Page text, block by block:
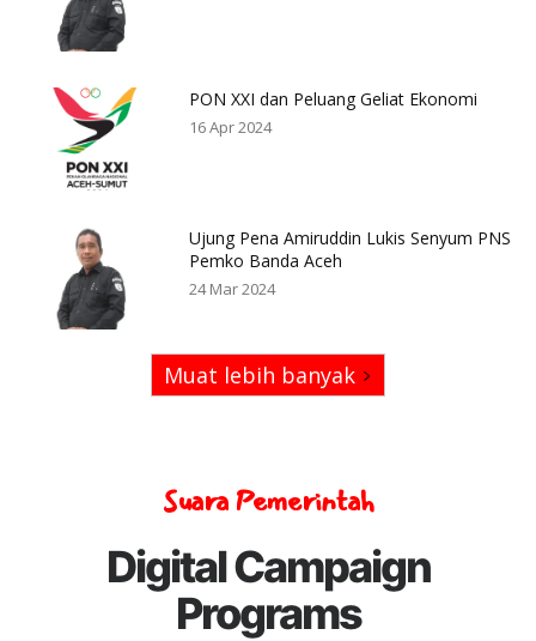
PON XXI dan Peluang Geliat Ekonomi
16 Apr 2024
Ujung Pena Amiruddin Lukis Senyum PNS
Pemko Banda Aceh
24 Mar 2024
Muat lebih banyak
Suara Pemerintah
Digital Campaign
Programs